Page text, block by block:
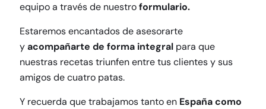
equipo a través de nuestroformulario.
Estaremos encantados de asesorarte
yacompañarte de forma integral para que
nuestras recetas triunfen entre tus clientes y sus
amigos de cuatro patas.
Y recuerda que trabajamos tanto en España como